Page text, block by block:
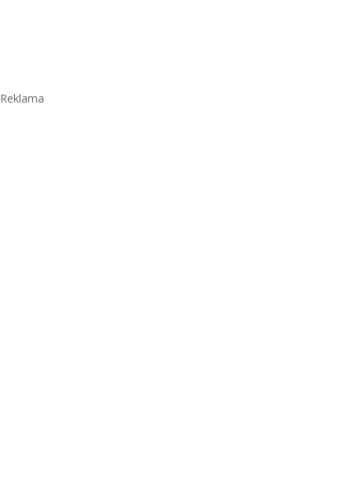
Reklama